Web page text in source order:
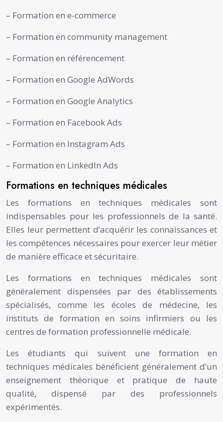
– Formation en e-commerce
– Formation en community management
– Formation en référencement
– Formation en Google AdWords
– Formation en Google Analytics
– Formation en Facebook Ads
– Formation en Instagram Ads
– Formation en LinkedIn Ads
Formations en techniques médicales
Les formations en techniques médicales sont
indispensables pour les professionnels de la santé.
Elles leur permettent d’acquérir les connaissances et
les compétences nécessaires pour exercer leur métier
de manière efficace et sécuritaire.
Les formations en techniques médicales sont
généralement dispensées par des établissements
spécialisés, comme les écoles de médecine, les
instituts de formation en soins infirmiers ou les
centres de formation professionnelle médicale.
Les étudiants qui suivent une formation en
techniques médicales bénéficient généralement d’un
enseignement théorique et pratique de haute
qualité, dispensé par des professionnels
expérimentés.